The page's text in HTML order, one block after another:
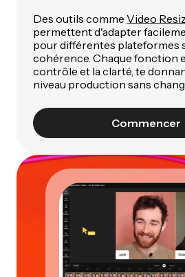
Des outils comme Video
permettent d'adapter
pour différentes plateformes
cohérence. Chaque fonction
contrôle et la clarté, te
niveau production sans
Commencer